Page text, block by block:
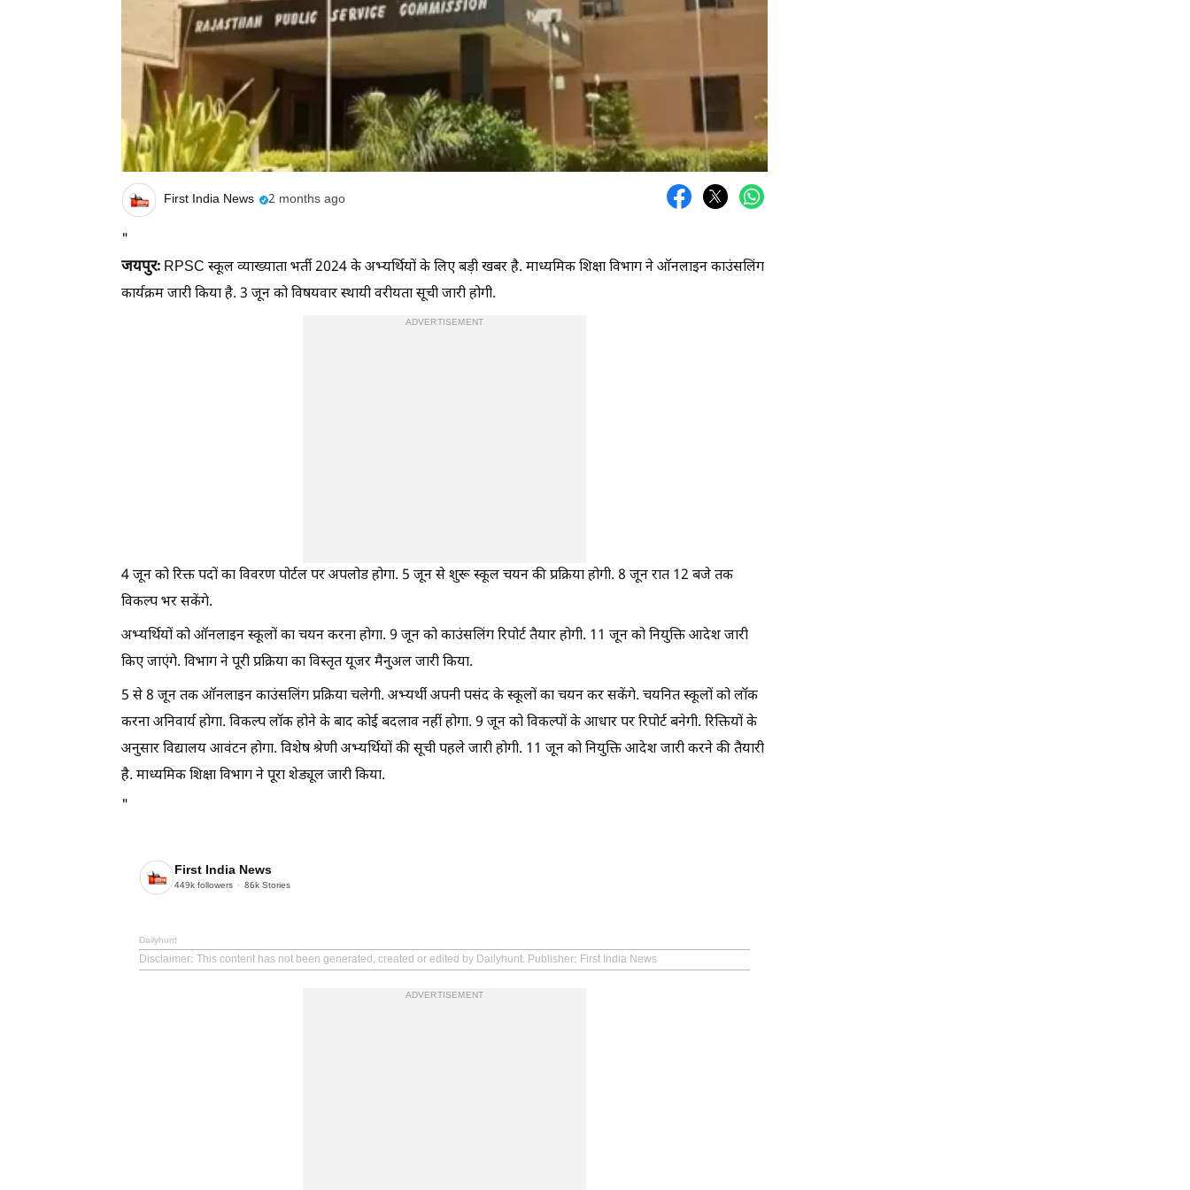
First India News 2 months ago
"
जयपुरः RPSC स्कूल व्याख्याता भर्ती 2024 के अभ्यर्थियों के लिए बड़ी खबर है. माध्यमिक शिक्षा विभाग ने ऑनलाइन काउंसलिंग
कार्यक्रम जारी किया है. 3 जून को विषयवार स्थायी वरीयता सूची जारी होगी.
ADVERTISEMENT
4 जून को रिक्त पदों का विवरण पोर्टल पर अपलोड होगा. 5 जून से शुरू स्कूल चयन की प्रक्रिया होगी. 8 जून रात 12 बजे तक
विकल्प भर सकेंगे.
अभ्यर्थियों को ऑनलाइन स्कूलों का चयन करना होगा. 9 जून को काउंसलिंग रिपोर्ट तैयार होगी. 11 जून को नियुक्ति आदेश जारी
किए जाएंगे. विभाग ने पूरी प्रक्रिया का विस्तृत यूजर मैनुअल जारी किया.
5 से 8 जून तक ऑनलाइन काउंसलिंग प्रक्रिया चलेगी. अभ्यर्थी अपनी पसंद के स्कूलों का चयन कर सकेंगे. चयनित स्कूलों को लॉक
करना अनिवार्य होगा. विकल्प लॉक होने के बाद कोई बदलाव नहीं होगा. 9 जून को विकल्पों के आधार पर रिपोर्ट बनेगी. रिक्तियों के
अनुसार विद्यालय आवंटन होगा. विशेष श्रेणी अभ्यर्थियों की सूची पहले जारी होगी. 11 जून को नियुक्ति आदेश जारी करने की तैयारी
है. माध्यमिक शिक्षा विभाग ने पूरा शेड्यूल जारी किया.
"
First India News
449k followers 86k Stories
Dailyhunt
Disclaimer: This content has not been generated, created or edited by Dailyhunt. Publisher: First India News
ADVERTISEMENT